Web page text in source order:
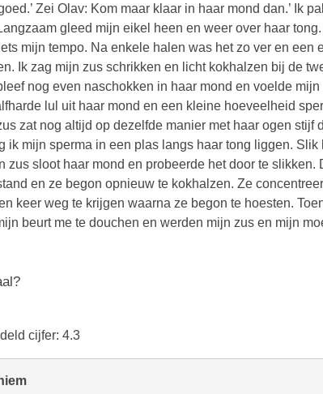
Zei Olav: Kom maar klaar in haar mond dan.’ Ik
gleed mijn eikel heen en weer over haar
mijn tempo. Na enkele halen was het zo ver en een
Ik zag mijn zus schrikken en licht kokhalzen bij de
nog even naschokken in haar mond en voelde
lul uit haar mond en een kleine hoeveelheid
zat nog altijd op dezelfde manier met haar ogen stijf
ik mijn sperma in een plas langs haar tong liggen.
zus sloot haar mond en probeerde het door te
en ze begon opnieuw te kokhalzen. Ze
keer weg te krijgen waarna ze begon te hoesten.
beurt me te douchen en werden mijn zus en mijn
cijfer: 4.3